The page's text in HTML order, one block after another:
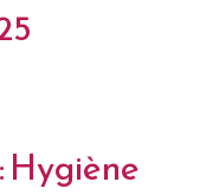
: Hygiène